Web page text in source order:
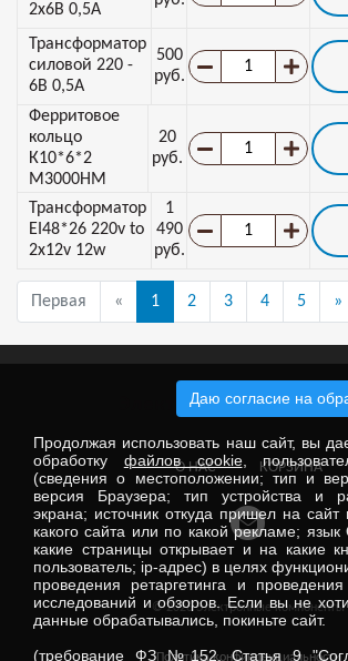
2х6В 0,5А
Трансформатор
силовой 220 -
6В 0,5А
500
руб.
Ферритовое
кольцо
К10*6*2
М3000НМ
20
руб.
Трансформатор
EI48*26 220v to
2x12v 12w
1
490
руб.
Первая « 1 2 3 4 5 »
Электронные
О НАС КОРЗИНА
© 2026 Электронные компоненты
Политика конфинденциальности
Даю согласие на
Продолжая использовать наш сайт, вы
обработку файлов cookie,
(сведения о местоположении; тип и
версия Браузера; тип устройства и
экрана; источник откуда пришел на сайт
какого сайта или по какой рекламе;
какие страницы открывает и на какие
пользователь; ip-адрес) в целях
проведения ретаргетинга и проведения
исследований и обзоров. Если вы не
данные обрабатывались, покиньте сайт.
(требование ФЗ №152. Статья 9